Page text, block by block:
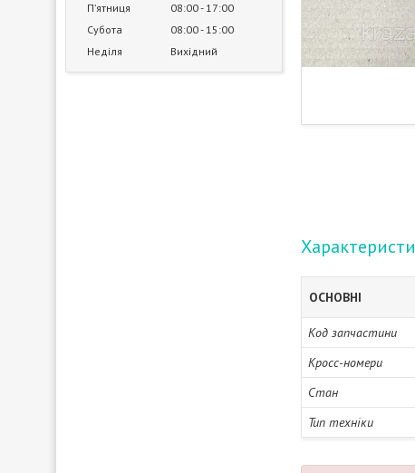
Пʼятниця
08:00 17:00
Субота
08:00 15:00
Неділя
Вихідний
ОСНОВНІ
Код запчастини
Кросс-номери
Стан
Тип техніки